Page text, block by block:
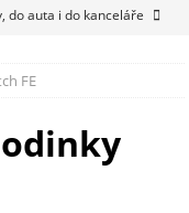
do auta i do kanceláře
pro hráče,
imageFORCE s modely
FE